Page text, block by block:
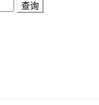
查询